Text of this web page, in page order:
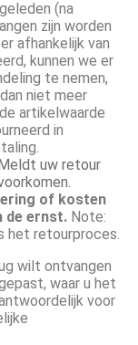
(na
zijn worden
afhankelijk van
kunnen we er
te nemen,
niet meer
artikelwaarde
in
uw retour
of kosten
de ernst. Note:
het retourproces.
wilt ontvangen
waar u het
voor